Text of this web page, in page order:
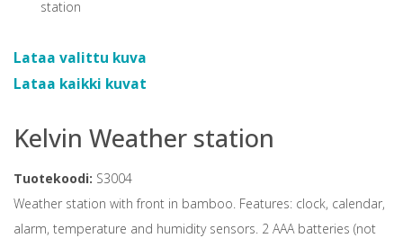
Lataa valittu kuva
Lataa kaikki kuvat
Kelvin Weather station
Tuotekoodi: S3004
Weather station with front in bamboo. Features: clock, calendar,
alarm, temperature and humidity sensors. 2 AAA batteries (not